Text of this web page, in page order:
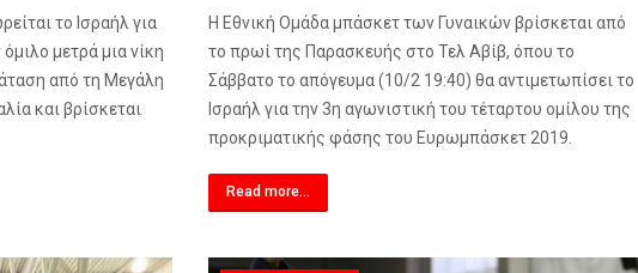
το Ισραήλ για
μετρά μια νίκη
από τη Μεγάλη
και βρίσκεται
Η Εθνική Ομάδα μπάσκετ των Γυναικών βρίσκεται από
το πρωί της Παρασκευής στο Τελ Αβίβ, όπου το
Σάββατο το απόγευμα (10/2 19:40) θα αντιμετωπίσει το
Ισραήλ για την 3η αγωνιστική του τέταρτου ομίλου της
προκριματικής φάσης του Ευρωμπάσκετ 2019.
Read more...